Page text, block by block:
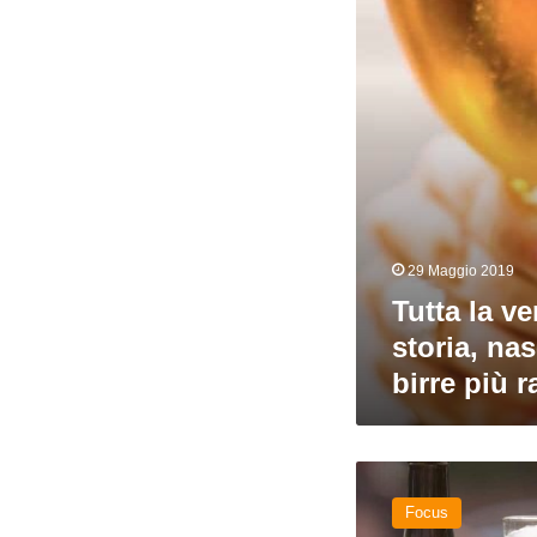
storia,
nascita
rappresentative
29 Maggio 2019
Tutta la
storia,
birre più
Fame.
Focus